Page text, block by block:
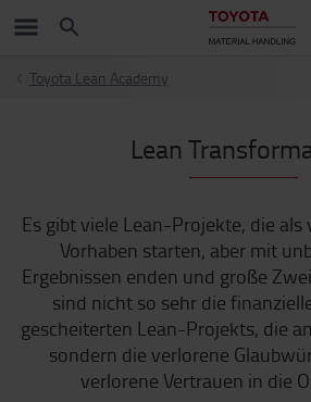
Toyota Lean Academy
Lean
Es gibt viele Lean-Projekte, die
Vorhaben starten, aber mit
Ergebnissen enden und große
sind nicht so sehr die
gescheiterten Lean-Projekts, die
sondern die verlorene
verlorene Vertrauen in die